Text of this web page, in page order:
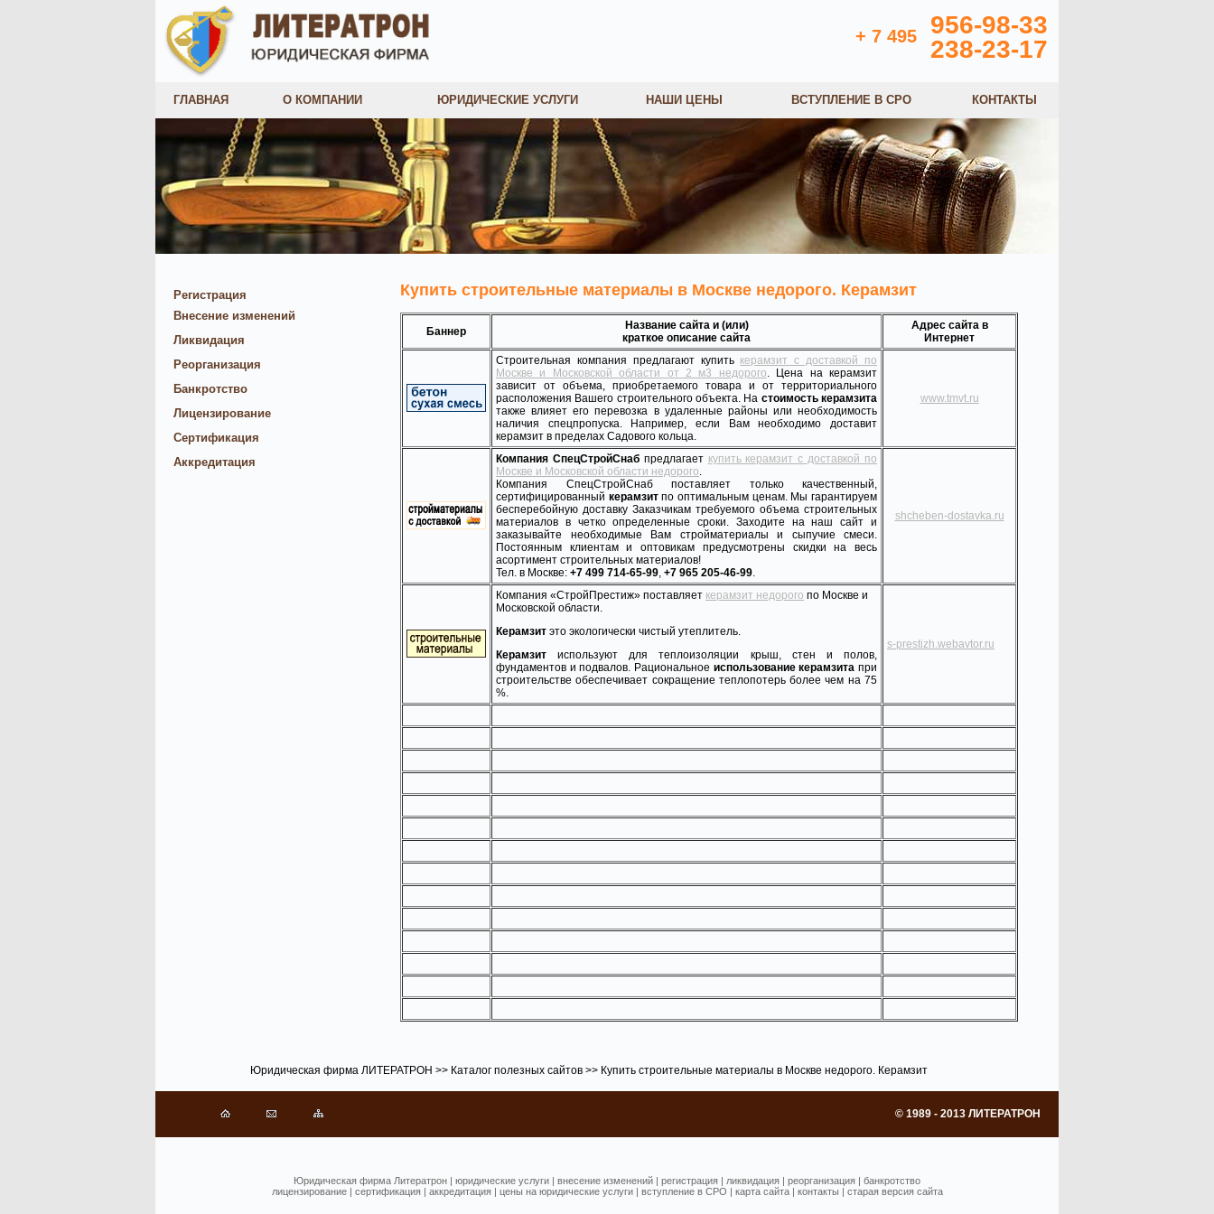
+ 7 495
956-98-33
238-23-17
ГЛАВНАЯ О КОМПАНИИ ЮРИДИЧЕСКИЕ УСЛУГИ НАШИ ЦЕНЫ ВСТУПЛЕНИЕ В СРО КОНТАКТЫ
Регистрация
Внесение изменений
Ликвидация
Реорганизация
Банкротство
Лицензирование
Сертификация
Аккредитация
Купить строительные материалы в Москве недорого. Керамзит
Баннер
Название сайта и (или)
краткое описание сайта
Адрес сайта в
Интернет
Строительная компания предлагают купить керамзит с доставкой по
Москве и Московской области от 2 м3 недорого. Цена на керамзит
зависит от объема, приобретаемого товара и от территориального
расположения Вашего строительного объекта. На стоимость керамзита
также влияет его перевозка в удаленные районы или необходимость
наличия спецпропуска. Например, если Вам необходимо доставит
керамзит в пределах Садового кольца.
www.tmvt.ru
Компания СпецСтройСнабпредлагает купить керамзит с доставкой по
Москве и Московской области недорого.
Компания СпецСтройСнаб поставляет только качественный,
сертифицированный керамзитпо оптимальным ценам. Мы гарантируем
бесперебойную доставку Заказчикам требуемого объема строительных
материалов в четко определенные сроки. Заходите на наш сайт и
заказывайте необходимые Вам стройматериалы и сыпучие смеси.
Постоянным клиентам и оптовикам предусмотрены скидки на весь
асортимент строительных материалов!
Тел. в Москве: +7 499 714-65-99, +7 965 205-46-99.
shcheben-dostavka.ru
Компания «СтройПрестиж» поставляет керамзит недорого по Москве и
Московской области.
Керамзит это экологически чистый утеплитель.
Керамзит используют для теплоизоляции крыш, стен и полов,
фундаментов и подвалов. Рациональное использование керамзита при
строительстве обеспечивает сокращение теплопотерь более чем на 75
%.
s-prestizh.webavtor.ru
Юридическая фирма ЛИТЕРАТРОН >> Каталог полезных сайтов>> Купить строительные материалы в Москве недорого. Керамзит
© 1989 - 2013 ЛИТЕРАТРОН
Юридическая фирма Литератрон | юридические услуги | внесение изменений | регистрация | ликвидация | реорганизация | банкротство
лицензирование| сертификация| аккредитация| цены на юридические услуги| вступление в СРО | карта сайта| контакты | старая версия сайта